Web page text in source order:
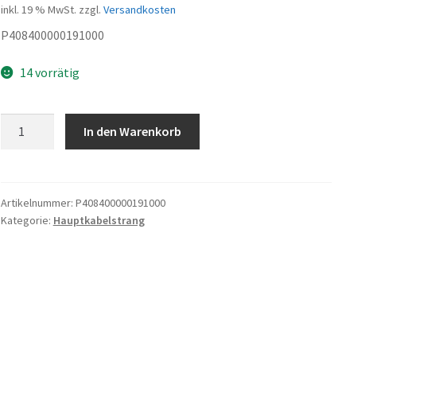
inkl. 19 % MwSt. zzgl. Versandkosten
P408400000191000
14 vorrätig
In den Warenkorb
Artikelnummer: P408400000191000
Kategorie: Hauptkabelstrang